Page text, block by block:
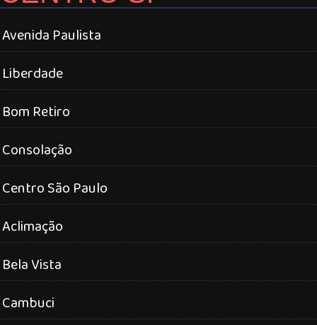
Avenida Paulista
Liberdade
Bom Retiro
Consolação
Centro São Paulo
Aclimação
Bela Vista
Cambuci